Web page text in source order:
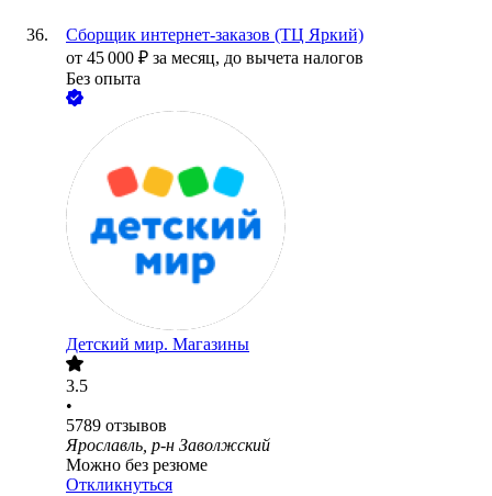
Сборщик интернет-заказов (ТЦ Яркий)
от 45 000 ₽ за месяц, до вычета налогов
Без опыта
Детский мир. Магазины
3.5
•
5789 отзывов
Ярославль, р-н Заволжский
Можно без резюме
Откликнуться